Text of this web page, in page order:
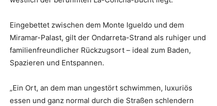
Eingebettet zwischen dem Monte Igueldo und dem
Miramar-Palast, gilt der Ondarreta-Strand als ruhiger und
familienfreundlicher Rückzugsort – ideal zum Baden,
Spazieren und Entspannen.
„Ein Ort, an dem man ungestört schwimmen, luxuriös
essen und ganz normal durch die Straßen schlendern